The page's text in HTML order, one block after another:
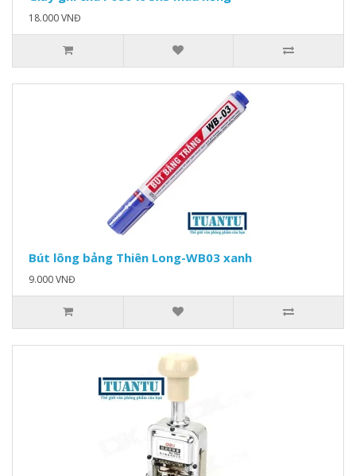
18.000 VNĐ
Bút lông bảng Thiên Long-WB03 xanh
9.000 VNĐ